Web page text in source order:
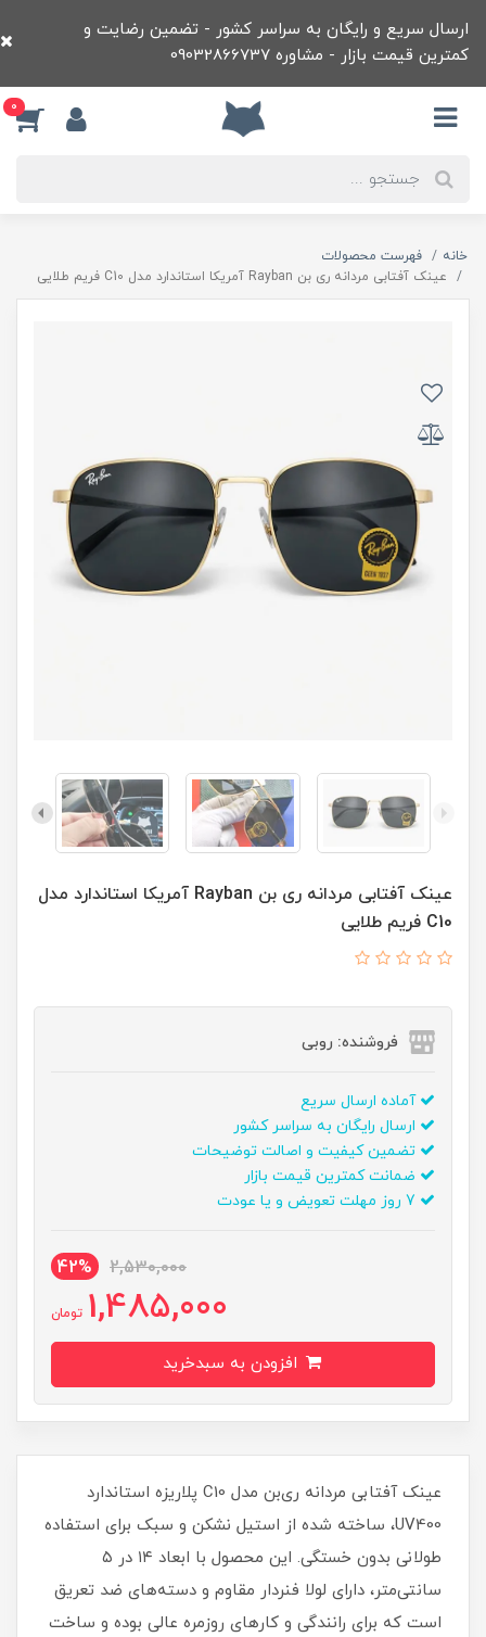
ارسال سریع و رایگان به سراسر کشور - تضمین رضایت و
کمترین قیمت بازار - مشاوره 09032866737
0
خانه
فهرست محصولات
عينک آفتابی مردانه ری بن Rayban آمريکا استاندارد مدل C10 فريم طلايی
عينک آفتابی مردانه ری بن Rayban آمريکا استاندارد مدل
C10 فريم طلايی
فروشنده: روبی
آماده ارسال سریع
ارسال رایگان به سراسر کشور
تضمین کیفیت و اصالت توضیحات
ضمانت کمترین قیمت بازار
2,530,000
42%
1,485,000 تومان
عینک آفتابی مردانه ری‌بن مدل C10 پلاریزه استاندارد
UV400، ساخته شده از استیل نشکن و سبک برای استفاده
طولانی بدون خستگی. این محصول با ابعاد ۱۴ در ۵
سانتی‌متر، دارای لولا فنردار مقاوم و دسته‌های ضد تعریق
است که برای رانندگی و کارهای روزمره عالی بوده و ساخت